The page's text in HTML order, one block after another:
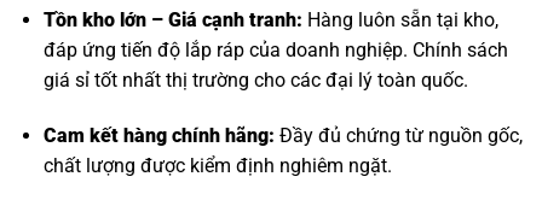
Tồn kho lớn – Giá cạnh tranh: Hàng luôn sẵn tại kho,
đáp ứng tiến độ lắp ráp của doanh nghiệp. Chính sách
giá sỉ tốt nhất thị trường cho các đại lý toàn quốc.
Cam kết hàng chính hãng: Đầy đủ chứng từ nguồn gốc,
chất lượng được kiểm định nghiêm ngặt.